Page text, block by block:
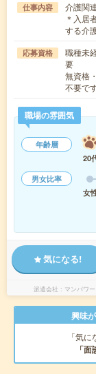
仕事内容
介護関
＊入居
する介
応募資格
職種未
要
無資格
不要で
職場の雰囲気
年齢層
20
男女比率
女
気になる!
派遣会社 マンパワ
興味
「気
「面